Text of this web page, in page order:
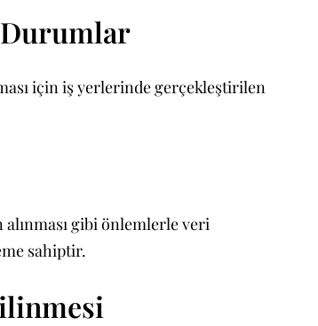
Durumlar
için iş yerlerinde gerçekleştirilen
alınması gibi önlemlerle veri
sahiptir.